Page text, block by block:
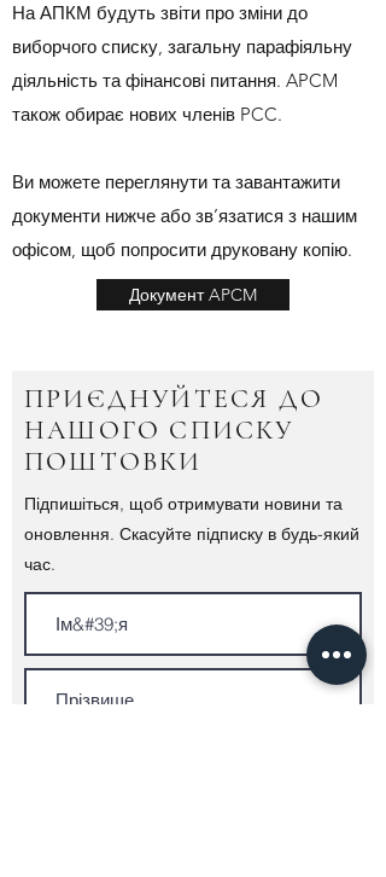
На АПКМ будуть звіти про зміни до
виборчого списку, загальну парафіяльну
діяльність та фінансові питання. APCM
також обирає нових членів PCC.
Ви можете переглянути та завантажити
документи нижче або зв’язатися з нашим
офісом, щоб попросити друковану копію.
Документ APCM
ПРИЄДНУЙТЕСЯ ДО
НАШОГО СПИСКУ
ПОШТОВКИ
Підпишіться, щоб отримувати новини та
оновлення. Скасуйте підписку в будь-який
час.